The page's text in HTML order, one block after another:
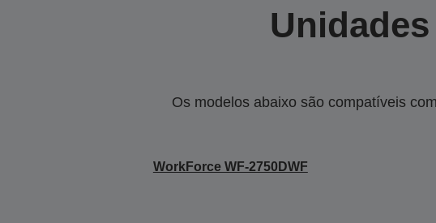
Os modelos abaixo são compatíveis
WorkForce WF-2750DWF